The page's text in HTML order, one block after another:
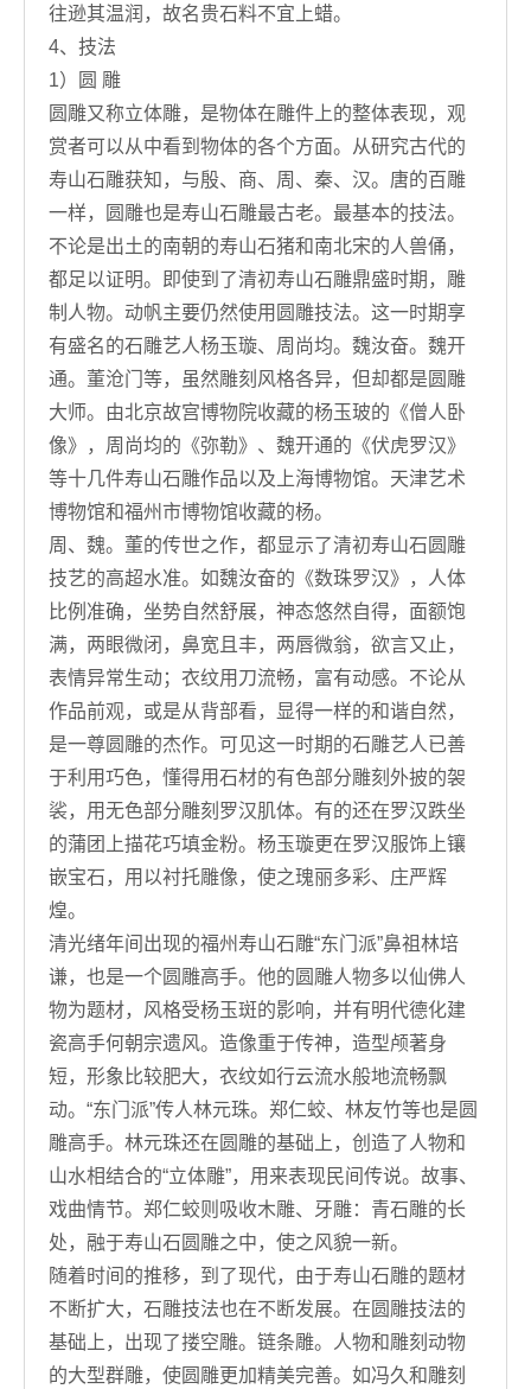
往逊其温润，故名贵石料不宜上蜡。
4、技法
1）圆 雕
圆雕又称立体雕，是物体在雕件上的整体表现，观
赏者可以从中看到物体的各个方面。从研究古代的
寿山石雕获知，与殷、商、周、秦、汉。唐的百雕
一样，圆雕也是寿山石雕最古老。最基本的技法。
不论是出土的南朝的寿山石猪和南北宋的人兽俑，
都足以证明。即使到了清初寿山石雕鼎盛时期，雕
制人物。动帆主要仍然使用圆雕技法。这一时期享
有盛名的石雕艺人杨玉璇、周尚均。魏汝奋。魏开
通。董沧门等，虽然雕刻风格各异，但却都是圆雕
大师。由北京故宫博物院收藏的杨玉玻的《僧人卧
像》，周尚均的《弥勒》、魏开通的《伏虎罗汉》
等十几件寿山石雕作品以及上海博物馆。天津艺术
博物馆和福州市博物馆收藏的杨。
周、魏。董的传世之作，都显示了清初寿山石圆雕
技艺的高超水准。如魏汝奋的《数珠罗汉》，人体
比例准确，坐势自然舒展，神态悠然自得，面额饱
满，两眼微闭，鼻宽且丰，两唇微翁，欲言又止，
表情异常生动；衣纹用刀流畅，富有动感。不论从
作品前观，或是从背部看，显得一样的和谐自然，
是一尊圆雕的杰作。可见这一时期的石雕艺人已善
于利用巧色，懂得用石材的有色部分雕刻外披的袈
裟，用无色部分雕刻罗汉肌体。有的还在罗汉跌坐
的蒲团上描花巧填金粉。杨玉璇更在罗汉服饰上镶
嵌宝石，用以衬托雕像，使之瑰丽多彩、庄严辉
煌。
清光绪年间出现的福州寿山石雕“东门派”鼻祖林培
谦，也是一个圆雕高手。他的圆雕人物多以仙佛人
物为题材，风格受杨玉斑的影响，并有明代德化建
瓷高手何朝宗遗风。造像重于传神，造型颅著身
短，形象比较肥大，衣纹如行云流水般地流畅飘
动。“东门派”传人林元珠。郑仁蛟、林友竹等也是圆
雕高手。林元珠还在圆雕的基础上，创造了人物和
山水相结合的“立体雕”，用来表现民间传说。故事、
戏曲情节。郑仁蛟则吸收木雕、牙雕：青石雕的长
处，融于寿山石圆雕之中，使之风貌一新。
随着时间的推移，到了现代，由于寿山石雕的题材
不断扩大，石雕技法也在不断发展。在圆雕技法的
基础上，出现了搂空雕。链条雕。人物和雕刻动物
的大型群雕，使圆雕更加精美完善。如冯久和雕刻